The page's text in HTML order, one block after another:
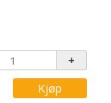
Kjøp